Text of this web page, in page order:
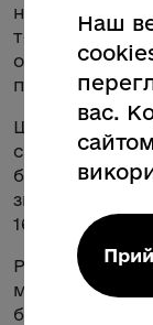
надається
отримувати
проживання.
Щоб отримати
сімейного або
більше про те,
звертайтеся
1677.
Розвиток
межах
безбар'єрного
Наш
вас.